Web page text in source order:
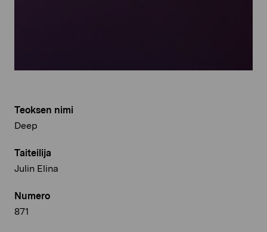
Teoksen nimi
Deep
Taiteilija
Julin Elina
Numero
871